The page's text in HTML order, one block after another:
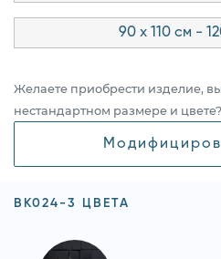
90 x 110 см -
Желаете приобрести изделие,
нестандартном размере и цвете?
BK024-3 ЦВЕТА